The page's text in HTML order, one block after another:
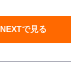
で見る